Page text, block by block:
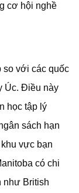
cơ hội nghề
so với các quốc
Úc. Điều này
học tập lý
sách hạn
vực bạn
có chi
như British